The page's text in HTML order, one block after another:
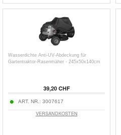
Wasserdichte Anti-UV-Abdeckung für
Gartentraktor-Rasenmäher - 245x50x140cm
39,20 CHF
ART. NR.: 3007617
VERSANDKOSTEN